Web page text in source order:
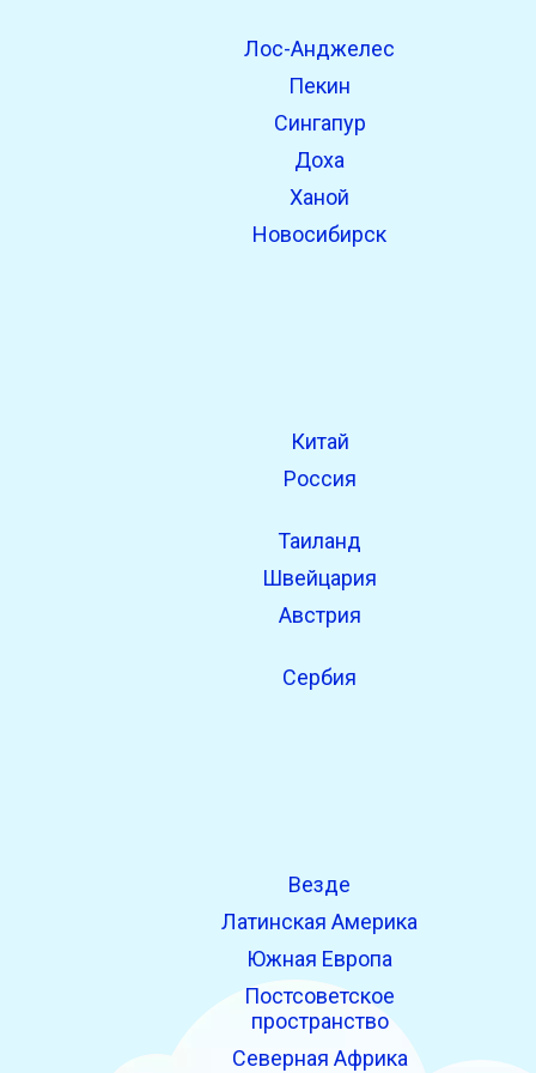
Попробуй этоopen_in_new
Лос-Анджелес
Пекин
Сингапур
Доха
Ханой
Новосибирск
Китай
Россия
Таиланд
Швейцария
Австрия
Сербия
Везде
Латинская Америка
Южная Европа
Постсоветское
пространство
Северная Африка